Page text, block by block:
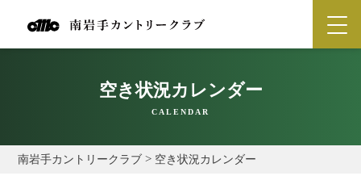
空き状況カレンダー
CALENDAR
南岩手カントリークラブ > 空き状況カレンダー